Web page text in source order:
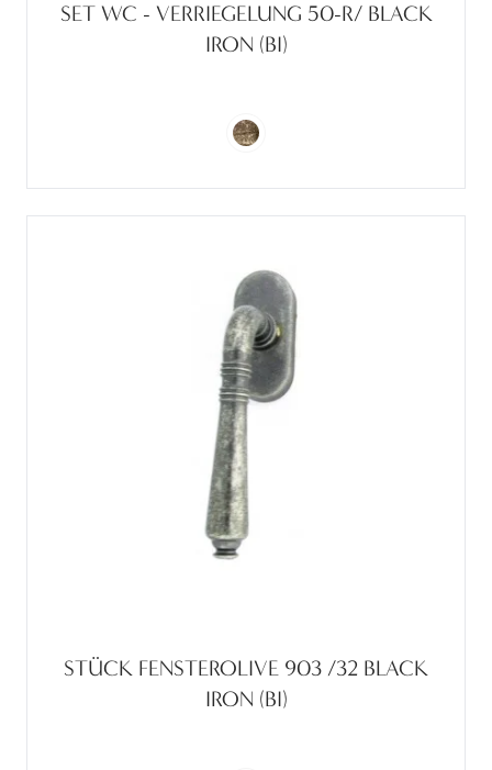
SET WC - VERRIEGELUNG 50-R/ BLACK
IRON (BI)
STÜCK FENSTEROLIVE 903 /32 BLACK
IRON (BI)